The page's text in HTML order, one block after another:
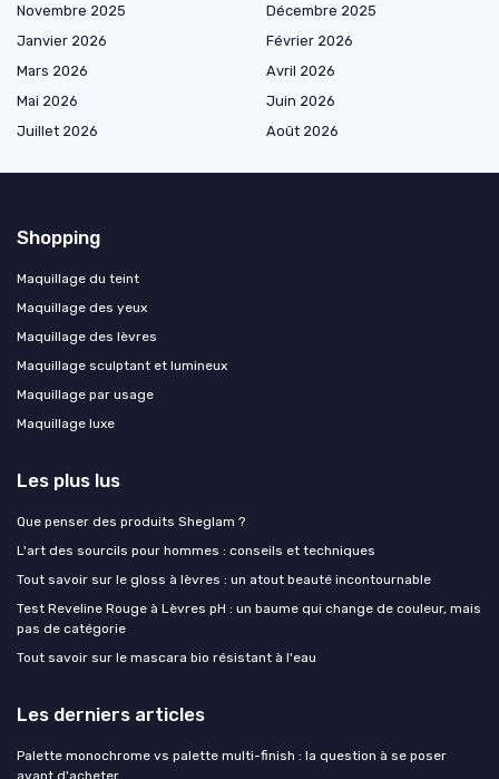
Novembre 2025
Décembre 2025
Janvier 2026
Février 2026
Mars 2026
Avril 2026
Mai 2026
Juin 2026
Juillet 2026
Août 2026
Shopping
Maquillage du teint
Maquillage des yeux
Maquillage des lèvres
Maquillage sculptant et lumineux
Maquillage par usage
Maquillage luxe
Les plus lus
Que penser des produits Sheglam ?
L'art des sourcils pour hommes : conseils et techniques
Tout savoir sur le gloss à lèvres : un atout beauté incontournable
Test Reveline Rouge à Lèvres pH : un baume qui change de couleur, mais
pas de catégorie
Tout savoir sur le mascara bio résistant à l'eau
Les derniers articles
Palette monochrome vs palette multi-finish : la question à se poser
avant d'acheter